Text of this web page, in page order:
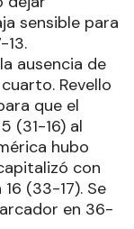
sensible para
13.
ausencia de
Revello
que el
(31-16) al
hubo
con
(33-17). Se
en 36-